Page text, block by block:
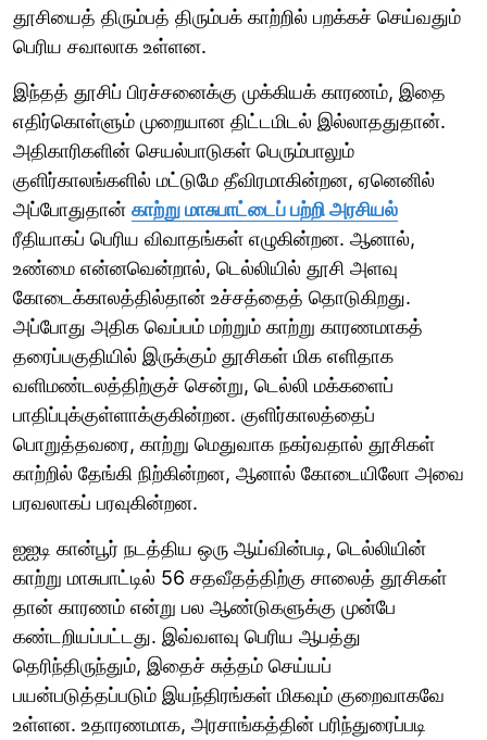
தூசியைத் திரும்பத் திரும்பக் காற்றில் பறக்கச் செய்வதும்
பெரிய சவாலாக உள்ளன.
இந்தத் தூசிப் பிரச்சனைக்கு முக்கியக் காரணம், இதை
எதிர்கொள்ளும் முறையான திட்டமிடல் இல்லாததுதான்.
அதிகாரிகளின் செயல்பாடுகள் பெரும்பாலும்
குளிர்காலங்களில் மட்டுமே தீவிரமாகின்றன, ஏனெனில்
அப்போதுதான் காற்று மாசுபாட்டைப் பற்றி அரசியல்
ரீதியாகப் பெரிய விவாதங்கள் எழுகின்றன. ஆனால்,
உண்மை என்னவென்றால், டெல்லியில் தூசி அளவு
கோடைக்காலத்தில்தான் உச்சத்தைத் தொடுகிறது.
அப்போது அதிக வெப்பம் மற்றும் காற்று காரணமாகத்
தரைப்பகுதியில் இருக்கும் தூசிகள் மிக எளிதாக
வளிமண்டலத்திற்குச் சென்று, டெல்லி மக்களைப்
பாதிப்புக்குள்ளாக்குகின்றன. குளிர்காலத்தைப்
பொறுத்தவரை, காற்று மெதுவாக நகர்வதால் தூசிகள்
காற்றில் தேங்கி நிற்கின்றன, ஆனால் கோடையிலோ அவை
பரவலாகப் பரவுகின்றன.
ஐஐடி கான்பூர் நடத்திய ஒரு ஆய்வின்படி, டெல்லியின்
காற்று மாசுபாட்டில் 56 சதவீதத்திற்கு சாலைத் தூசிகள்
தான் காரணம் என்று பல ஆண்டுகளுக்கு முன்பே
கண்டறியப்பட்டது. இவ்வளவு பெரிய ஆபத்து
தெரிந்திருந்தும், இதைச் சுத்தம் செய்யப்
பயன்படுத்தப்படும் இயந்திரங்கள் மிகவும் குறைவாகவே
உள்ளன. உதாரணமாக, அரசாங்கத்தின் பரிந்துரைப்படி